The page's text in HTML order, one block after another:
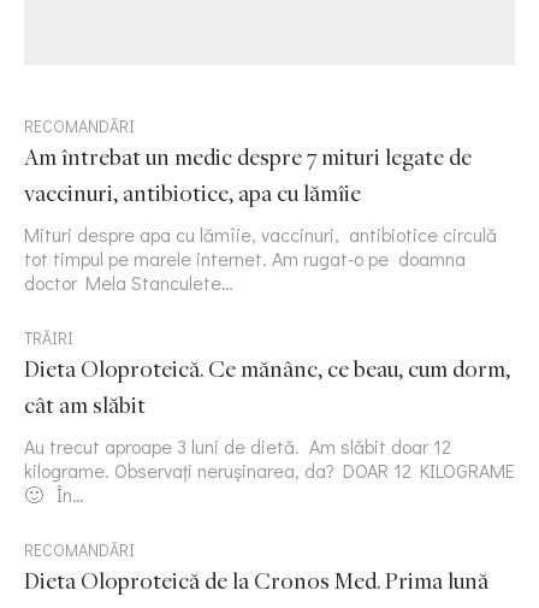
RECOMANDĂRI
Am întrebat un medic despre 7 mituri legate de
vaccinuri, antibiotice, apa cu lămîie
Mituri despre apa cu lămîie, vaccinuri, antibiotice circulă
tot timpul pe marele internet. Am rugat-o pe doamna
doctor Mela Stanculete…
TRĂIRI
Dieta Oloproteică. Ce mănânc, ce beau, cum dorm,
cât am slăbit
Au trecut aproape 3 luni de dietă. Am slăbit doar 12
kilograme. Observați nerușinarea, da? DOAR 12 KILOGRAME
🙂 În…
RECOMANDĂRI
Dieta Oloproteică de la Cronos Med. Prima lună